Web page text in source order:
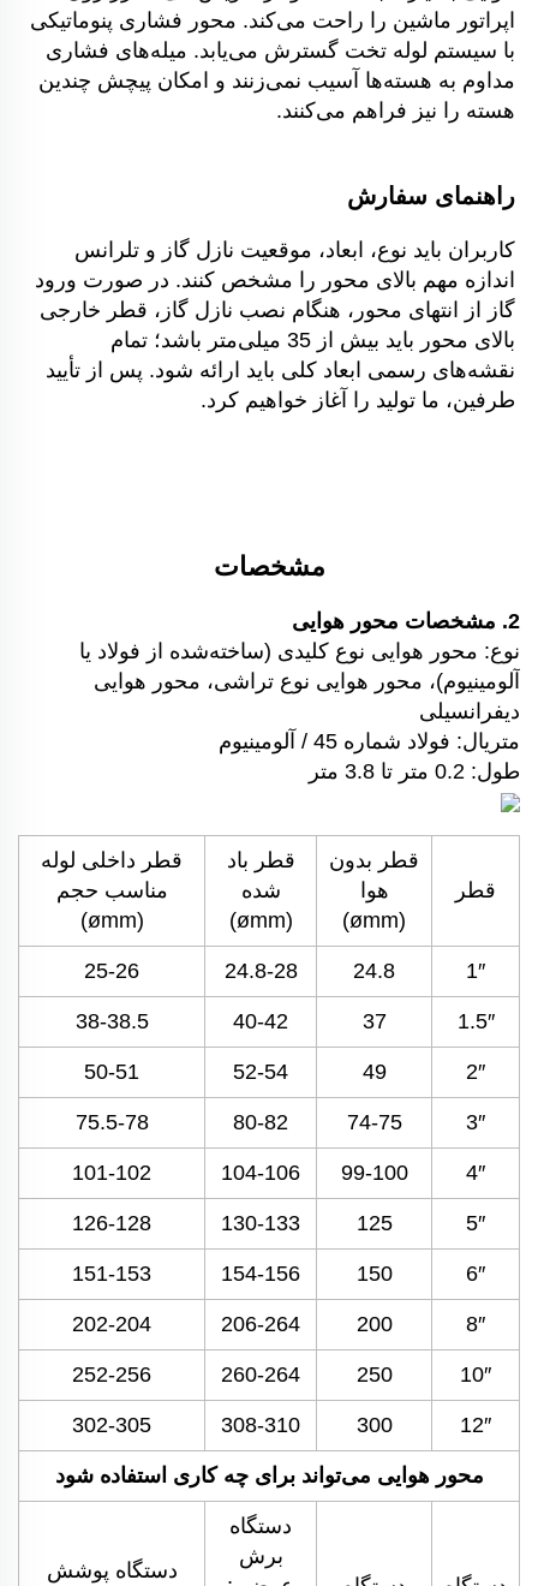
هسته را نیز فراهم می‌کنند.
راهنمای سفارش
طرفین، ما تولید را آغاز خواهیم کرد.
مشخصات
2. مشخصات محور هوایی
نوع: محور هوایی نوع کلیدی (ساخته‌شده از فولاد یا
آلومینیوم)، محور هوایی نوع تراشی، محور هوایی
دیفرانسیلی
متریال: فولاد شماره 45 / آلومینیوم
طول: 0.2 متر تا 3.8 متر
قطر
قطر بدون
هوا
(ømm)
قطر باد
شده
(ømm)
قطر داخلی لوله
مناسب حجم
(ømm)
1″
24.8
24.8-28
25-26
1.5″
37
40-42
38-38.5
2″
49
52-54
50-51
3″
74-75
80-82
75.5-78
4″
99-100
104-106
101-102
5″
125
130-133
126-128
6″
150
154-156
151-153
8″
200
206-264
202-204
10″
250
260-264
252-256
12″
300
308-310
302-305
محور هوایی می‌تواند برای چه کاری استفاده شود
دستگاه
برش
دستگاه پوشش